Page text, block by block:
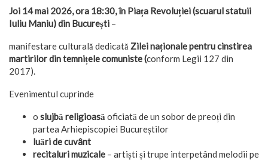
Joi 14 mai 2026, ora 18:30, în Piața Revoluției (scuarul statuii
Iuliu Maniu) din București –
manifestare culturală dedicată Zilei naționale pentru cinstirea
martirilor din temnițele comuniste (conform Legii 127 din
2017).
Evenimentul cuprinde
o slujbă religioasă oficiată de un sobor de preoți din
partea Arhiepiscopiei Bucureștilor
luări de cuvânt
recitaluri muzicale – artiști și trupe interpetând melodii pe